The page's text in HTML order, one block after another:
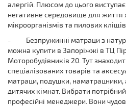
алергій. Плюсом до цього
негативне середовище для життя
мікроорганізмів та пилових
-
Безпружинні матраци з
можна купити в Запоріжжі в ТЦ
Моторобудівників 20. Тут
спеціалізованих товарів та
матраци, подушки, наматрацники,
дитячих кімнат. Вибрати
професійні менеджери. Вони